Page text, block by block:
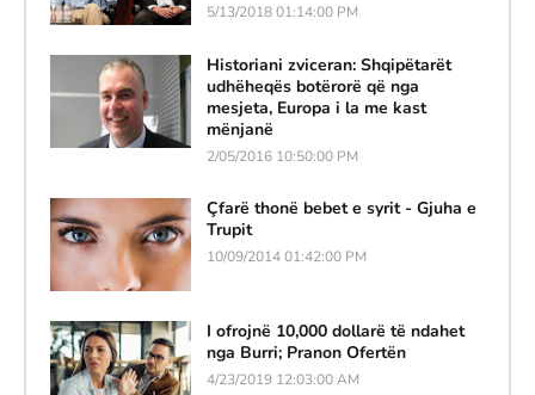
5/13/2018 01:14:00 PM
Historiani zviceran: Shqipëtarët
udhëheqës botërorë që nga
mesjeta, Europa i la me kast
mënjanë
2/05/2016 10:50:00 PM
Çfarë thonë bebet e syrit - Gjuha e
Trupit
10/09/2014 01:42:00 PM
I ofrojnë 10,000 dollarë të ndahet
nga Burri; Pranon Ofertën
4/23/2019 12:03:00 AM